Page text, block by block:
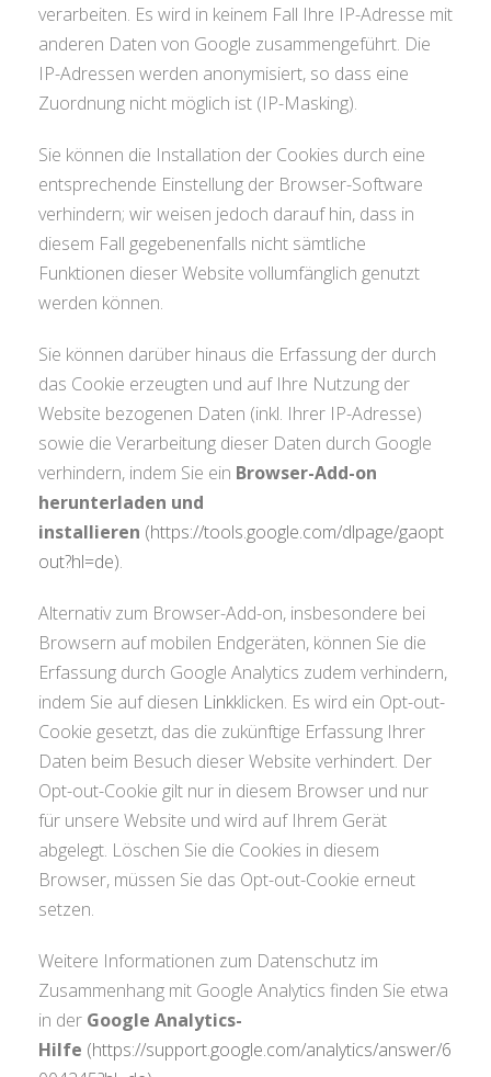
verarbeiten. Es wird in keinem Fall Ihre IP-Adresse mit
anderen Daten von Google zusammengeführt. Die
IP-Adressen werden anonymisiert, so dass eine
Zuordnung nicht möglich ist (IP-Masking).
Sie können die Installation der Cookies durch eine
entsprechende Einstellung der Browser-Software
verhindern; wir weisen jedoch darauf hin, dass in
diesem Fall gegebenenfalls nicht sämtliche
Funktionen dieser Website vollumfänglich genutzt
werden können.
Sie können darüber hinaus die Erfassung der durch
das Cookie erzeugten und auf Ihre Nutzung der
Website bezogenen Daten (inkl. Ihrer IP-Adresse)
sowie die Verarbeitung dieser Daten durch Google
verhindern, indem Sie ein Browser-Add-on
herunterladen und
installieren (https://tools.google.com/dlpage/gaopt
out?hl=de).
Alternativ zum Browser-Add-on, insbesondere bei
Browsern auf mobilen Endgeräten, können Sie die
Erfassung durch Google Analytics zudem verhindern,
indem Sie auf diesen Linkklicken. Es wird ein Opt-out-
Cookie gesetzt, das die zukünftige Erfassung Ihrer
Daten beim Besuch dieser Website verhindert. Der
Opt-out-Cookie gilt nur in diesem Browser und nur
für unsere Website und wird auf Ihrem Gerät
abgelegt. Löschen Sie die Cookies in diesem
Browser, müssen Sie das Opt-out-Cookie erneut
setzen.
Weitere Informationen zum Datenschutz im
Zusammenhang mit Google Analytics finden Sie etwa
in der Google Analytics-
Hilfe (https://support.google.com/analytics/answer/6